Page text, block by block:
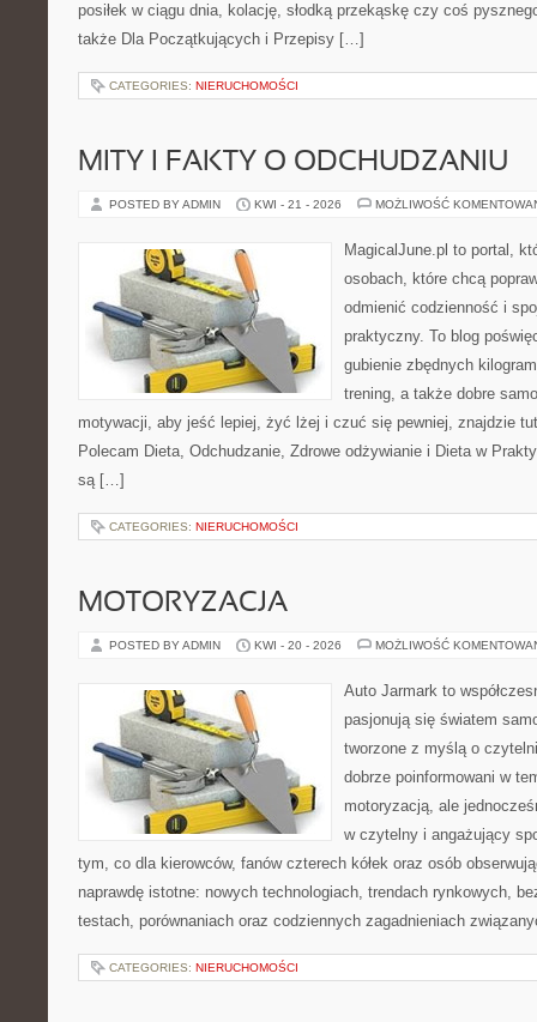
posiłek w ciągu dnia, kolację, słodką przekąskę czy coś
także Dla Początkujących i Przepisy […]
CATEGORIES: NIERUCHOMOŚCI
MITY I FAKTY O ODCHUDZANIU
POSTED BY ADMIN KWI - 21 - 2026 MOŻLIWOŚĆ
MagicalJune.pl to portal,
osobach, które chcą
odmienić codzienność i
praktyczny. To blog
gubienie zbędnych
trening, a także dobre
motywacji, aby jeść lepiej, żyć lżej i czuć się pewniej, znajdzie
Polecam Dieta, Odchudzanie, Zdrowe odżywianie i Dieta w
są […]
CATEGORIES: NIERUCHOMOŚCI
MOTORYZACJA
POSTED BY ADMIN KWI - 20 - 2026 MOŻLIWOŚĆ
Auto Jarmark to
pasjonują się światem
tworzone z myślą o
dobrze poinformowani w
motoryzacją, ale
w czytelny i angażujący
tym, co dla kierowców, fanów czterech kółek oraz osób
naprawdę istotne: nowych technologiach, trendach rynkowych,
testach, porównaniach oraz codziennych zagadnieniach
CATEGORIES: NIERUCHOMOŚCI